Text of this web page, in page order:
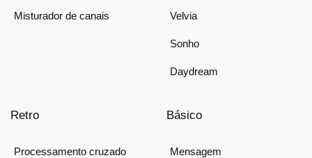
Misturador de canais Velvia
Sonho
Daydream
Retro
Processamento cruzado
Básico
Mensagem